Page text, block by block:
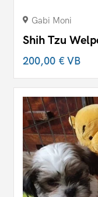
Gabi Moni
Shih Tzu
200,00 €VB